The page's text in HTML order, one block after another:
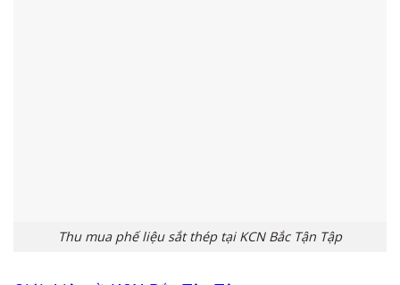
Thu mua phế liệu sắt thép tại KCN Bắc Tận Tập